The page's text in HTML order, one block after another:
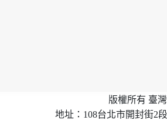
版權所有 臺
地址：108台北市開封街2段